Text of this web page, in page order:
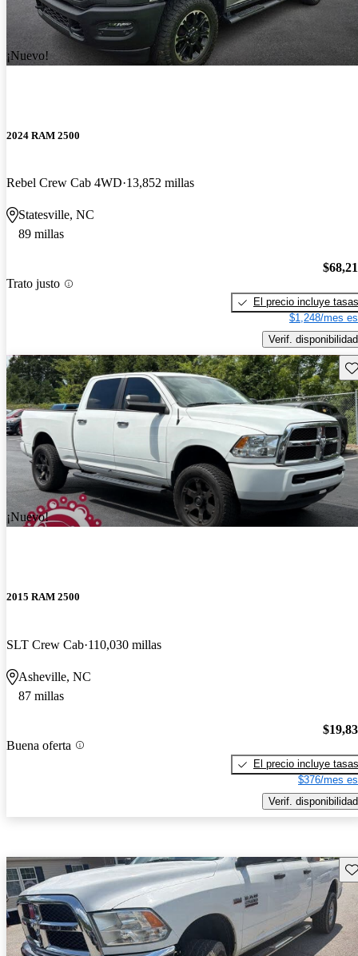
¡Nuevo!
2024 RAM 2500
Rebel Crew Cab 4WD 13,852 millas
Statesville, NC
89 millas
Trato justo
El precio incluye tasas
$1,248/mes
Verif. disponibilidad
¡Nuevo!
2015 RAM 2500
SLT Crew Cab 110,030 millas
Asheville, NC
87 millas
Buena oferta
El precio incluye tasas
$376/mes
Verif. disponibilidad